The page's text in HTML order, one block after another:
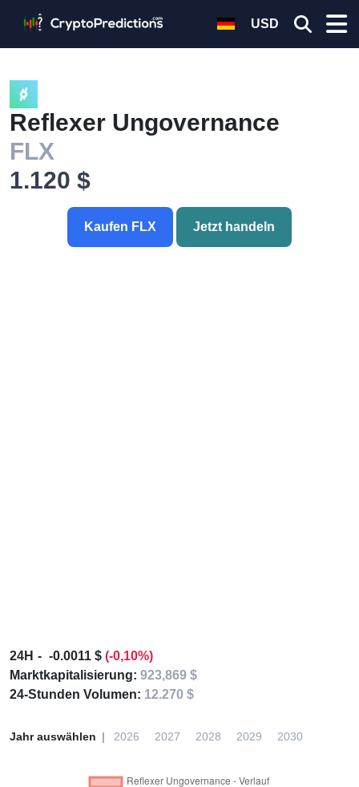
USD
Reflexer Ungovernance
FLX
1.120 $
Kaufen FLX Jetzt handeln
24H -0.0011 $ (-0,10%)
Marktkapitalisierung: 923,869 $
24-Stunden Volumen: 12.270 $
Jahr auswählen 2026 2027 2028 2029 2030